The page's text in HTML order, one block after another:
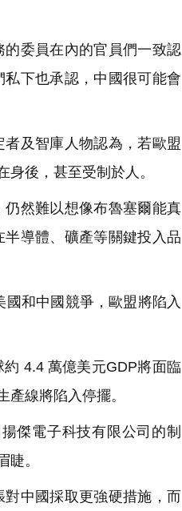
委員在內的官員們一致認
下也承認，中國很可能會
及智庫人物認為，若歐盟
後，甚至受制於人。
然難以想像布魯塞爾能真
導體、礦產等關鍵投入品
和中國競爭，歐盟將陷入
4.4 萬億美元GDP將面臨
線將陷入停擺。
傑電子科技有限公司的制
。
中國採取更強硬措施，而